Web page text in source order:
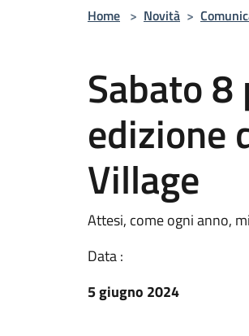
Home > Novità >
Sabato
edizione
Village
Attesi, come ogni anno,
Data :
5 giugno 2024